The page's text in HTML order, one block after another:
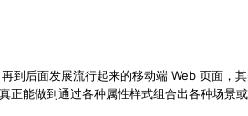
后面发展流行起来的移动端 Web 页面，其
能做到通过各种属性样式组合出各种场景